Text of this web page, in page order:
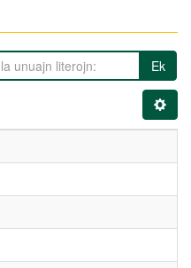
Ek